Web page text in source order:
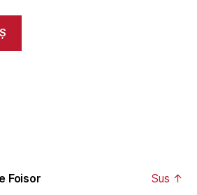
Foisor Sus ↑